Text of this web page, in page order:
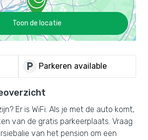
Toon de locatie
local_parking Parkeren available
Er is WiFi. Als je met de auto komt,
van de gratis parkeerplaats. Vraag
van het pension om een